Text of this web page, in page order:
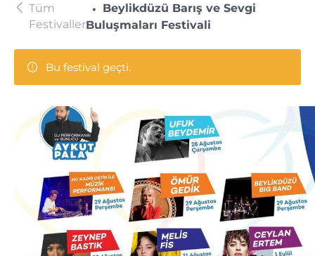
Tüm
Festivaller
Beylikdüzü Barış ve Sevgi
Buluşmaları Festivali
Bu festival geçti.